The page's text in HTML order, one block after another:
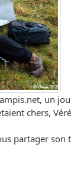
un
chers,
partager